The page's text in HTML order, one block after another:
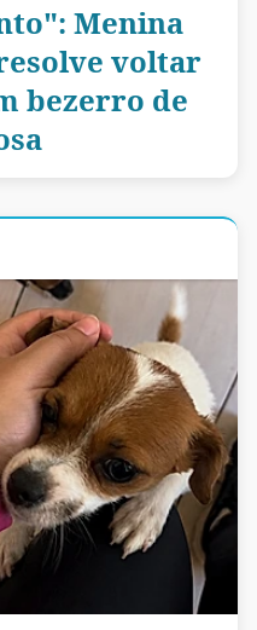
Menina
voltar
bezerro de